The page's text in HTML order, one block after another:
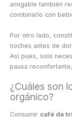
amigable también
combinarlo con
Por otro lado,
noches antes de
Así pues, solo
pausa
¿Cuáles son
orgánico?
Consumir café de